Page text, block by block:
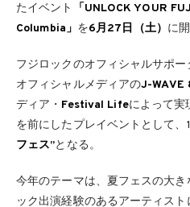
たイベント
「UNLOCK YOUR
Columbia」 を6月27日（土） に
フジロックのオフィシャルサポー
オフィシャルメディアのJ-WAVE
ディア・ Festival Lifeによって実
を前にしたプレイベントとして、
フェス”となる。
今年のテーマは、夏フェスの大き
ック出演経験のあるアーティス